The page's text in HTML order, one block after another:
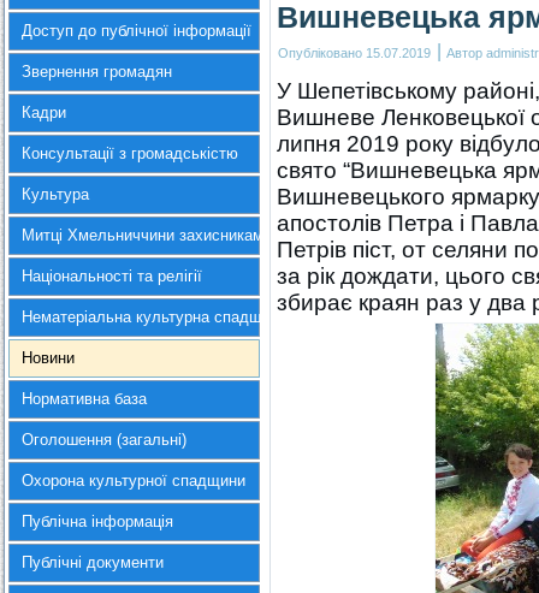
Доступ до публічної інформації
Звернення громадян
Кадри
Консультації з громадськістю
Культура
Митці Хмельниччини захисникам України
Національності та релігії
Нематеріальна культурна спадщина
Новини
Нормативна база
Оголошення (загальні)
Охорона культурної спадщини
Публічна інформація
Публічні документи
Вишневецька
Опубліковано 15.07.2019 | Автор
У Шепетівському
Вишневе Ленковецької
липня 2019 року
свято “Вишневецька
Вишневецького
апостолів Петра і
Петрів піст, от селяни
за рік дождати, цього
збирає краян раз у два